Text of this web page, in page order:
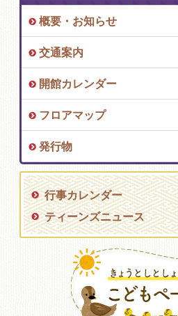
概要・お知らせ
交通案内
開館カレンダー
フロアマップ
発行物
行事カレンダー
ティーンズニュース